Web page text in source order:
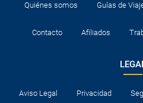
Quiénes somos Guías de
Contacto Afiliados
Aviso Legal Privacidad